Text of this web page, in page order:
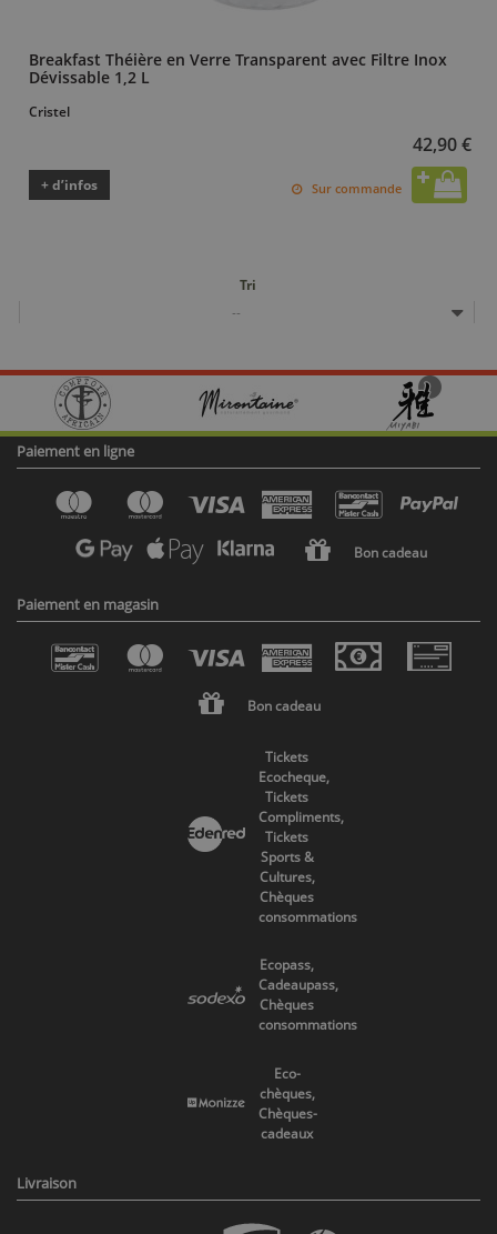
Breakfast Théière en Verre Transparent avec Filtre Inox
Dévissable 1,2 L
Cristel
42,90 €
+ d’infos Sur commande
Tri
--
Paiement en ligne
Bon cadeau
Paiement en magasin
Bon cadeau
Tickets
Ecocheque,
Tickets
Compliments,
Tickets
Sports &
Cultures,
Chèques
consommations
Ecopass,
Cadeaupass,
Chèques
consommations
Eco-
chèques,
Chèques-
cadeaux
Livraison